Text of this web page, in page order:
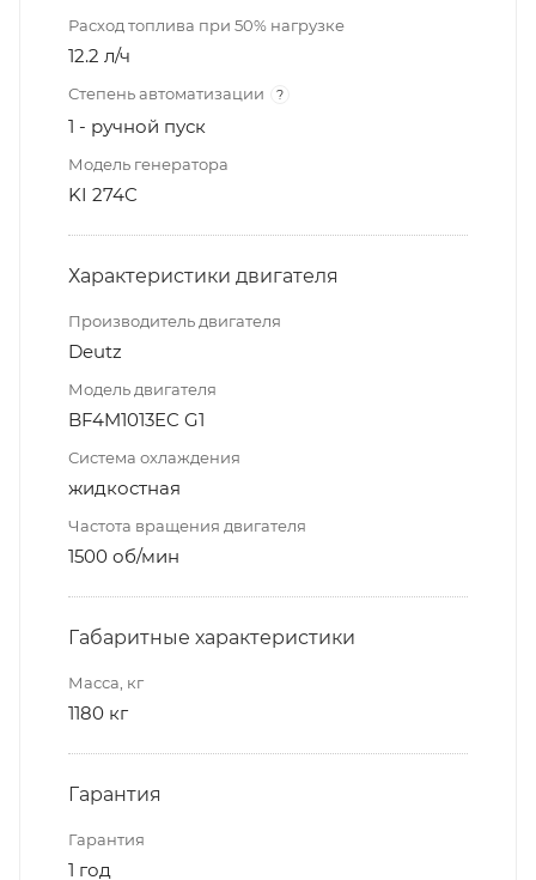
Расход топлива при 50% нагрузке
12.2 л/ч
Степень автоматизации ?
1 - ручной пуск
Модель генератора
KI 274C
Характеристики двигателя
Производитель двигателя
Deutz
Модель двигателя
BF4M1013EC G1
Система охлаждения
жидкостная
Частота вращения двигателя
1500 об/мин
Габаритные характеристики
Масса, кг
1180 кг
Гарантия
Гарантия
1 год